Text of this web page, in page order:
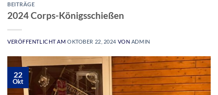
BEITRÄGE
2024 Corps-Königsschießen
VERÖFFENTLICHT AMOKTOBER 22, 2024 VON ADMIN
22
Okt